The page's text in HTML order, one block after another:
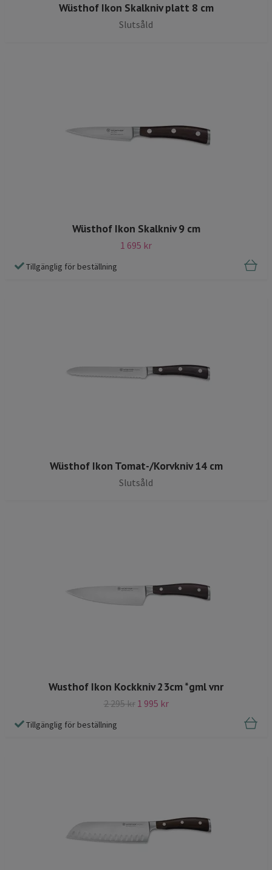
Wüsthof Ikon Skalkniv platt 8 cm
Slutsåld
Wüsthof Ikon Skalkniv 9 cm
1 695 kr
Tillgänglig för beställning
Wüsthof Ikon Tomat-/Korvkniv 14 cm
Slutsåld
Wusthof Ikon Kockkniv 23cm *gml vnr
2 295 kr 1 995 kr
Tillgänglig för beställning